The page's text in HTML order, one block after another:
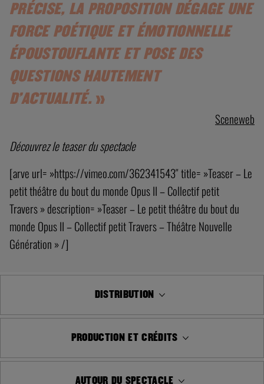
PRÉCISE, LA PROPOSITION DÉGAGE UNE
FORCE POÉTIQUE ET ÉMOTIONNELLE
ÉPOUSTOUFLANTE ET POSE DES
QUESTIONS HAUTEMENT
D’ACTUALITÉ.»
Sceneweb
Découvrez le teaser du spectacle
[arve url= »https://vimeo.com/362341543″ title= »Teaser – Le
petit théâtre du bout du monde Opus II – Collectif petit
Travers » description= »Teaser – Le petit théâtre du bout du
monde Opus II – Collectif petit Travers – Théâtre Nouvelle
Génération » /]
DISTRIBUTION
PRODUCTION ET CRÉDITS
AUTOUR DU SPECTACLE